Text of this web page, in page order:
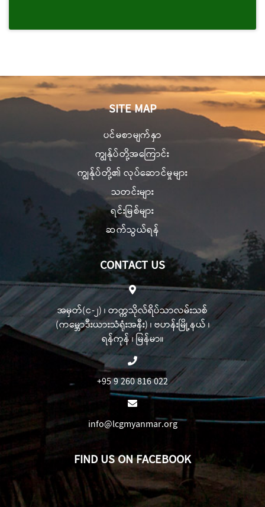
SITE MAP
ပင်မစာမျက်နှာ
ကျွန်ုပ်တို့အကြောင်း
ကျွန်ုပ်တို့၏ လုပ်ဆောင်မှုများ
သတင်းများ
ရင်းမြစ်များ
ဆက်သွယ်ရန်
CONTACT US
အမှတ်(င-၂) ၊ တက္ကသိုလ်ရိပ်သာလမ်းသစ်
(ကမ္ဘောဒီးယားသံရုံးအနီး) ၊ ဗဟန်းမြို့နယ် ၊
ရန်ကုန် ၊ မြန်မာ။
+95 9 260 816 022
info@lcgmyanmar.org
FIND US ON FACEBOOK